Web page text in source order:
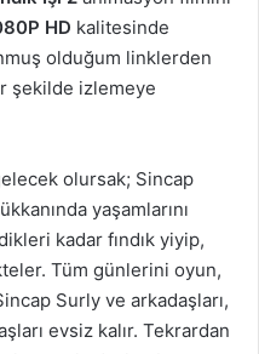
HD kalitesinde
olduğum linklerden
şekilde izlemeye
olursak; Sincap
yaşamlarını
kadar fındık yiyip,
Tüm günlerini oyun,
Surly ve arkadaşları,
evsiz kalır. Tekrardan